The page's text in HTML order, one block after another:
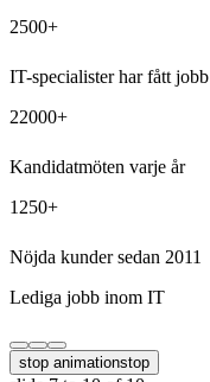
2500+
IT-specialister har fått
22000+
Kandidatmöten varje år
1250+
Nöjda kunder sedan 2011
Lediga jobb inom IT
stop animationstop